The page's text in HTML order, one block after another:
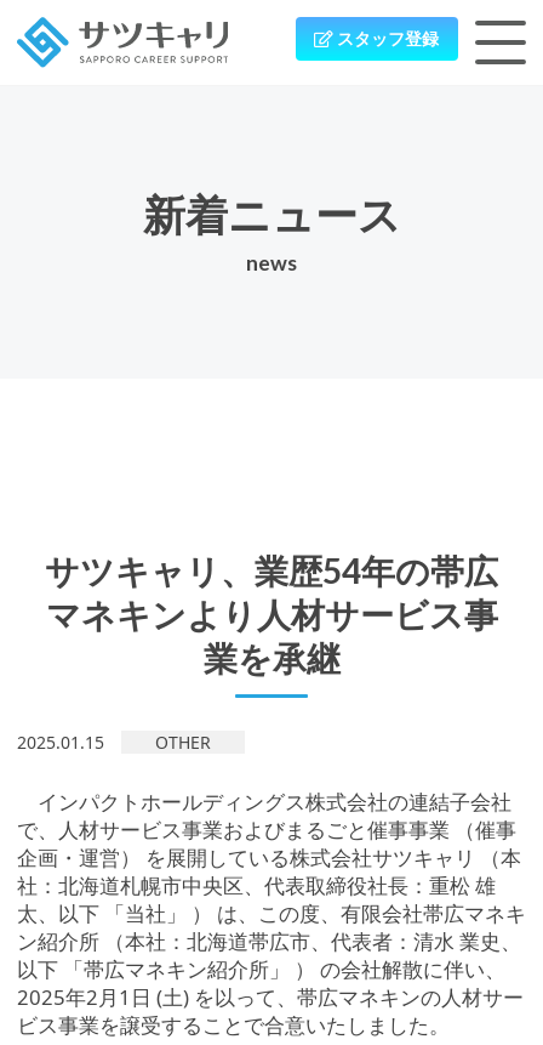
スタッフ登録
新着ニュース
news
サツキャリ、業歴54年の帯広
マネキンより人材サービス事
業を承継
2025.01.15 OTHER
インパクトホールディングス株式会社の連結子会社
で、人材サービス事業およびまるごと催事事業 （催事
企画・運営） を展開している株式会社サツキャリ （本
社：北海道札幌市中央区、代表取締役社長：重松 雄
太、以下 「当社」 ） は、この度、有限会社帯広マネキ
ン紹介所 （本社：北海道帯広市、代表者：清水 業史、
以下 「帯広マネキン紹介所」 ） の会社解散に伴い、
2025年2月1日 (土) を以って、帯広マネキンの人材サー
ビス事業を譲受することで合意いたしました。